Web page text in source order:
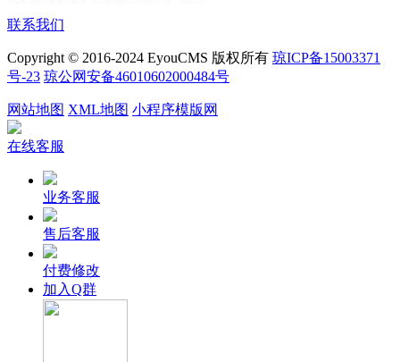
联系我们
Copyright © 2016-2024 EyouCMS 版权所有 琼ICP备15003371
号-23 琼公网安备46010602000484号
网站地图 XML地图 小程序模版网
在线客服
业务客服
售后客服
付费修改
加入Q群